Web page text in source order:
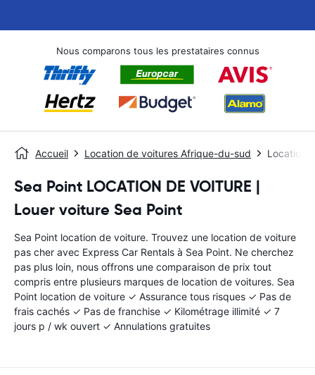
Nous comparons tous les prestataires connus
Accueil Location de voitures Afrique-du-sud Location
Sea Point LOCATION DE VOITURE |
Louer voiture Sea Point
Sea Point location de voiture. Trouvez une location de voiture
pas cher avec Express Car Rentals à Sea Point. Ne cherchez
pas plus loin, nous offrons une comparaison de prix tout
compris entre plusieurs marques de location de voitures. Sea
Point location de voiture ✓ Assurance tous risques ✓ Pas de
frais cachés ✓ Pas de franchise ✓ Kilométrage illimité ✓ 7
jours p / wk ouvert ✓ Annulations gratuites